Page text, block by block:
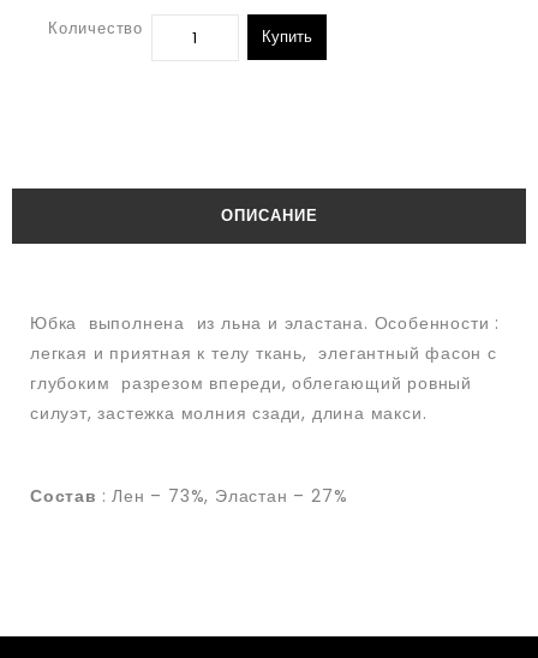
Количество Купить
ОПИСАНИЕ
Юбка выполнена из льна и эластана. Особенности :
легкая и приятная к телу ткань, элегантный фасон с
глубоким разрезом впереди, облегающий ровный
силуэт, застежка молния сзади, длина макси.
Состав : Лен – 73%, Эластан – 27%